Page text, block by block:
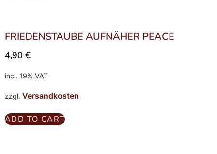
FRIEDENSTAUBE AUFNÄHER PEACE
4,90 €
incl. 19% VAT
zzgl. Versandkosten
ADD TO CART